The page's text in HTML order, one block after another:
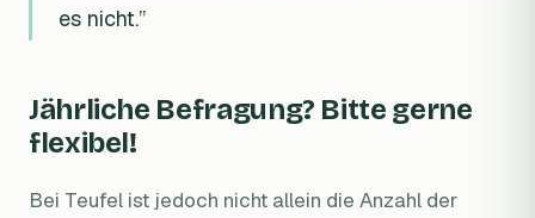
es nicht.”
Jährliche Befragung? Bitte gerne
flexibel!
Bei Teufel ist jedoch nicht allein die Anzahl der